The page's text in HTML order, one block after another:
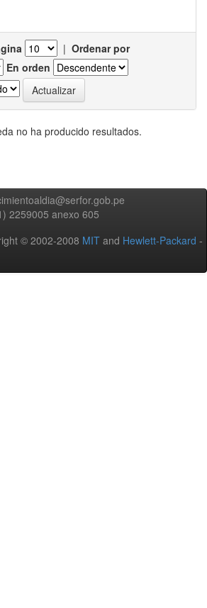
| Ordenar por
En orden
no ha producido resultados.
2259005 anexo 605
© 2002-2008 MIT and Hewlett-Packard -